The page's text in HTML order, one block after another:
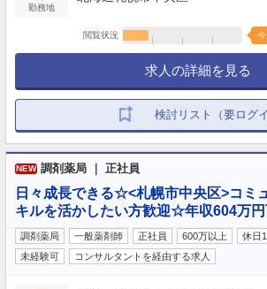
勤務地
閲覧状況 今
求人の詳細を見る
検討リスト（要ログイ
NEW 調剤薬局 ｜ 正社員
日々成長できる☆<札幌市中央区>コミ
キルを活かしたい方歓迎☆年収604万円
調剤薬局 一般薬剤師 正社員 600万以上 休日
未経験可
コンサルタントを経由する求人